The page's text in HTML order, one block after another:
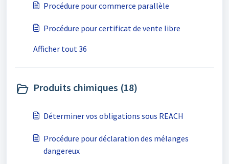
Procédure pour commerce parallèle
Procédure pour certificat de vente libre
Afficher tout 36
Produits chimiques (18)
Déterminer vos obligations sous REACH
Procédure pour déclaration des mélanges
dangereux